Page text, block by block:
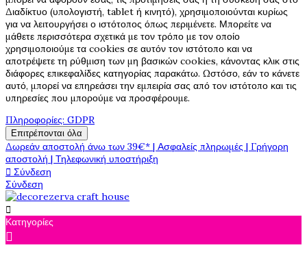
Διαδίκτυο (υπολογιστή, tablet ή κινητό), χρησιμοποιούνται κυρίως
για να λειτουργήσει ο ιστότοπος όπως περιμένετε. Μπορείτε να
μάθετε περισσότερα σχετικά με τον τρόπο με τον οποίο
χρησιμοποιούμε τα cookies σε αυτόν τον ιστότοπο και να
αποτρέψετε τη ρύθμιση των μη βασικών cookies, κάνοντας κλικ στις
διάφορες επικεφαλίδες κατηγορίας παρακάτω. Ωστόσο, εάν το κάνετε
αυτό, μπορεί να επηρεάσει την εμπειρία σας από τον ιστότοπο και τις
υπηρεσίες που μπορούμε να προσφέρουμε.
Πληροφορίες: GDPR
Επιτρέπονται όλα
Δωρεάν αποστολή άνω των 39€* | Ασφαλείς πληρωμές | Γρήγορη
αποστολή | Τηλεφωνική υποστήριξη
 Σύνδεση
Σύνδεση

Κατηγορίες
